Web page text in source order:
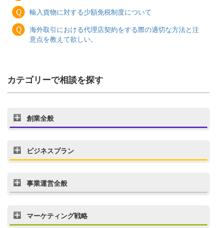
Ｑ 輸入貨物に対する少額免税制度について
Ｑ
海外取引における代理店契約をする際の適切な方法と注
意点を教えて欲しい。
カテゴリーで相談を探す
創業全般
ビジネスプラン
事業運営全般
マーケティング戦略